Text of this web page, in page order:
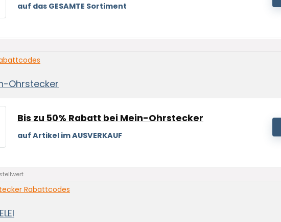
auf das GESAMTE Sortiment
Ohrstecker
Bis zu 50% Rabatt bei Mein-Ohrstecker
auf Artikel im AUSVERKAUF
Rabattcodes